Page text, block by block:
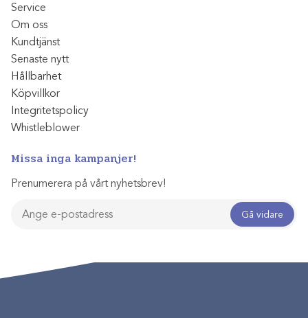
Service
Om oss
Kundtjänst
Senaste nytt
Hållbarhet
Köpvillkor
Integritetspolicy
Whistleblower
Missa inga kampanjer!
Prenumerera på vårt nyhetsbrev!
Gå vidare